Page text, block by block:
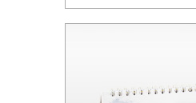
Größe: Unisex